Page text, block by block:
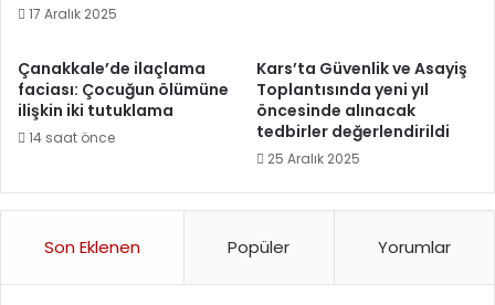
17 Aralık 2025
Çanakkale’de ilaçlama
faciası: Çocuğun ölümüne
ilişkin iki tutuklama
14 saat önce
Kars’ta Güvenlik ve Asayiş
Toplantısında yeni yıl
öncesinde alınacak
tedbirler değerlendirildi
25 Aralık 2025
Son Eklenen Popüler Yorumlar